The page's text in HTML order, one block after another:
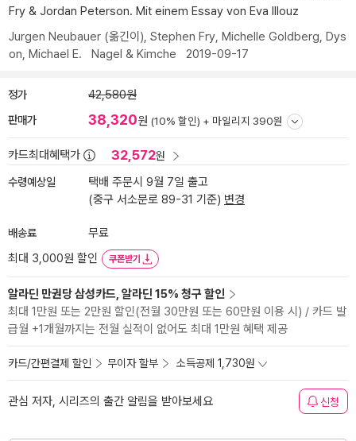
Fry & Jordan Peterson. Mit einem Essay von Eva Illouz
Jurgen Neubauer (옮긴이), Stephen Fry, Michelle Goldberg, Dys
on, Michael E.
Nagel & Kimche 2019-09-17
정가 42,580원
판매가 38,320원 (10% 할인) + 마일리지 390원
카드최대혜택가 32,572원
수령예상일
택배 주문시 9월 7일 출고
(중구 서소문로 89-31 기준) 변경
배송료
무료
최대 3,000원 할인
쿠폰받기
알라딘 만권당 삼성카드, 알라딘 15% 청구 할인
최대 1만원 또는 2만원 할인(전월 30만원 또는 60만원 이용 시) / 카드 발
급월 +1개월까지는 전월 실적이 없어도 최대 1만원 혜택 제공
카드/간편결제 할인 무이자 할부 소득공제 1,730원
관심 저자, 시리즈의 출간 알림을 받아보세요 신청